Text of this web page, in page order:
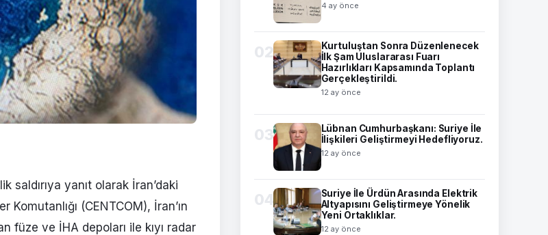
saldırıya yanıt olarak İran’daki
(CENTCOM), İran’ın
füze ve İHA depoları ile kıyı radar
4 ay önce
02
Kurtuluştan Sonra Düzenlenecek
İlk Şam Uluslararası Fuarı
Hazırlıkları Kapsamında Toplantı
Gerçekleştirildi.
12 ay önce
03
Lübnan Cumhurbaşkanı: Suriye İle
İlişkileri Geliştirmeyi Hedefliyoruz.
12 ay önce
04
Suriye İle Ürdün Arasında Elektrik
Altyapısını Geliştirmeye Yönelik
Yeni Ortaklıklar.
12 ay önce